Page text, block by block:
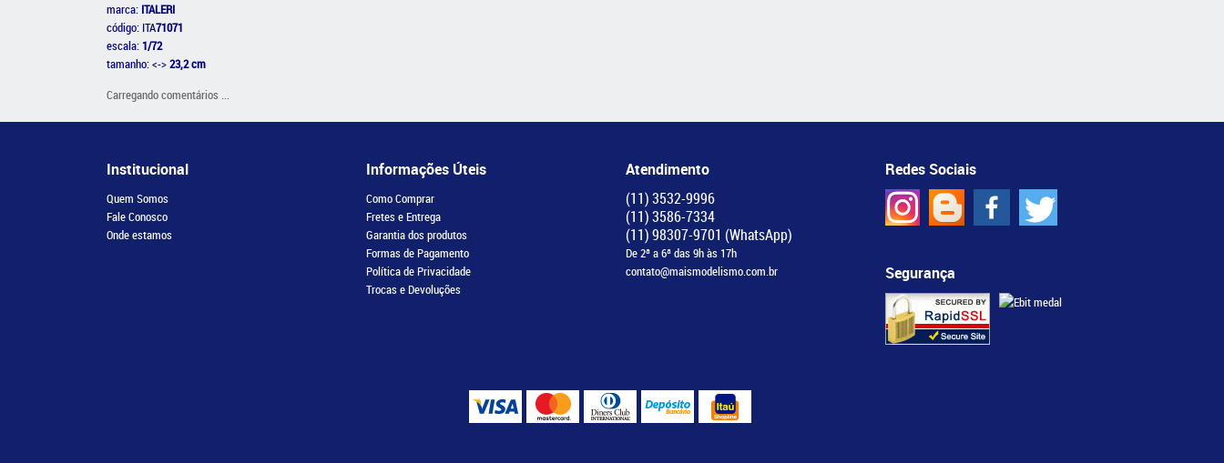
marca: ITALERI
código: ITA71071
escala: 1/72
tamanho: <->23,2 cm
Carregando comentários ...
Institucional
Quem Somos
Fale Conosco
Onde estamos
Informações Úteis
Como Comprar
Fretes e Entrega
Garantia dos produtos
Formas de Pagamento
Política de Privacidade
Trocas e Devoluções
Atendimento
(11)3532-9996
(11)3586-7334
(11)98307-9701 (WhatsApp)
De 2ª a 6ª das 9h às 17h
contato@maismodelismo.com.br
Redes Sociais
Segurança